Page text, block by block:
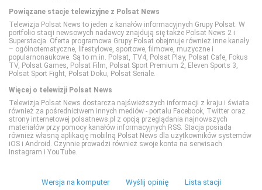
HBO
HBO 2
HBO 3
Kino Polska
Paramount Network
Polsat Comedy Central Extra
Polsat Doku
Polsat Viasat Explore
Polsat Viasat History
Polsat Viasat Nature
Travel
TVP Dokument
Powiązane stacje telewizyjne z Polsat News
Telewizja Polsat News to jeden z kanałów informacyjnych Grupy Polsat. W
portfolio stacji newsowych nadawcy znajdują się także Polsat News 2 i
Superstacja. Oferta programowa Grupy Polsat obejmuje również inne kanały
– ogólnotematyczne, lifestylowe, sportowe, filmowe, muzyczne i
popularnonaukowe. Są to m.in. Polsat, TV4, Polsat Play, Polsat Cafe, Fokus
TV, Polsat Games, Polsat Film, Polsat Sport Premium 2, Eleven Sports 3,
Polsat Sport Fight, Polsat Doku, Polsat Seriale.
Więcej o telewizji Polsat News
Telewizja Polsat News dostarcza najświeższych informacji z kraju i świata
również za pośrednictwem innych mediów - portalu Facebook, Twitter oraz
strony internetowej polsatnews.pl z opcją przeglądania najnowszych
materiałów przy pomocy kanałów informacyjnych RSS. Stacja posiada
również własną aplikację mobilną Polsat News dla użytkowników systemów
iOS i Android. Czynnie prowadzi również swoje konta na serwisach
Instagram i YouTube.
Wersja na komputer Wyślij opinię Lista stacji